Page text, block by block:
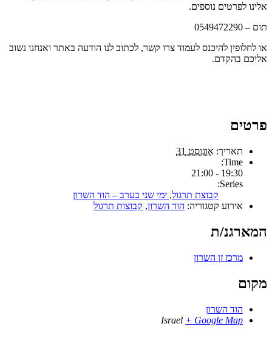
אלינו לפרטים נוספים.
תום – 0549472290
אליכם בהקדם.
פרטים
תאריך: אוגוסט 31
Time:
19:30 - 21:00
Series:
קבוצת תרגול, ימי שני בערב – הוד השרון
אירוע קטגוריה: הוד השרון, קבוצות תרגול
המארגנ/ת
מרכז זן השרון
מקום
הוד השרון
Israel + Google Map